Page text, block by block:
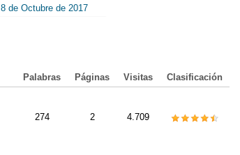
8 de Octubre de 2017
Palabras Páginas Visitas Clasificación
274 2 4.709